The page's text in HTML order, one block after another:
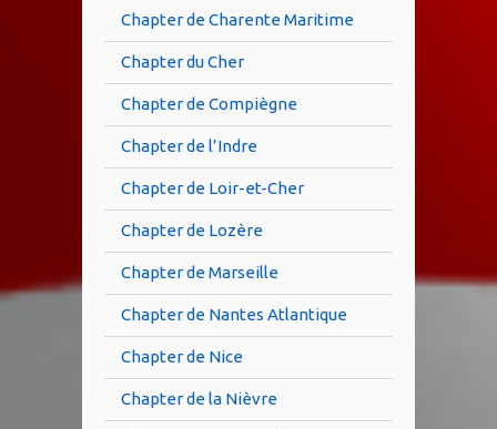
Chapter de Charente Maritime
Chapter du Cher
Chapter de Compiègne
Chapter de l’Indre
Chapter de Loir-et-Cher
Chapter de Lozère
Chapter de Marseille
Chapter de Nantes Atlantique
Chapter de Nice
Chapter de la Nièvre